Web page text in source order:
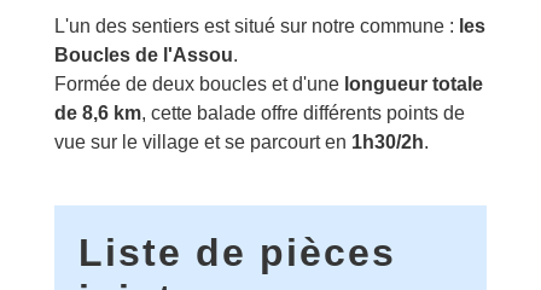
L'un des sentiers est situé sur notre commune : les
Boucles de l'Assou.
Formée de deux boucles et d'une longueur totale
de 8,6 km, cette balade offre différents points de
vue sur le village et se parcourt en 1h30/2h.
Liste de pièces